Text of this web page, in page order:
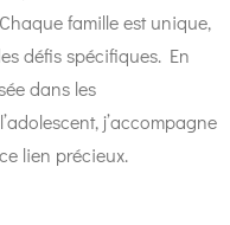
famille est unique,
défis spécifiques. En
dans les
j’accompagne
lien précieux.